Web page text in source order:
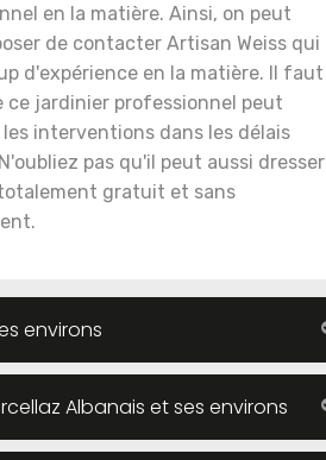
en la matière. Ainsi, on peut
de contacter Artisan Weiss qui
d'expérience en la matière. Il faut
ce jardinier professionnel peut
interventions dans les délais
pas qu'il peut aussi dresser
gratuit et sans
environs
Albanais et ses environs